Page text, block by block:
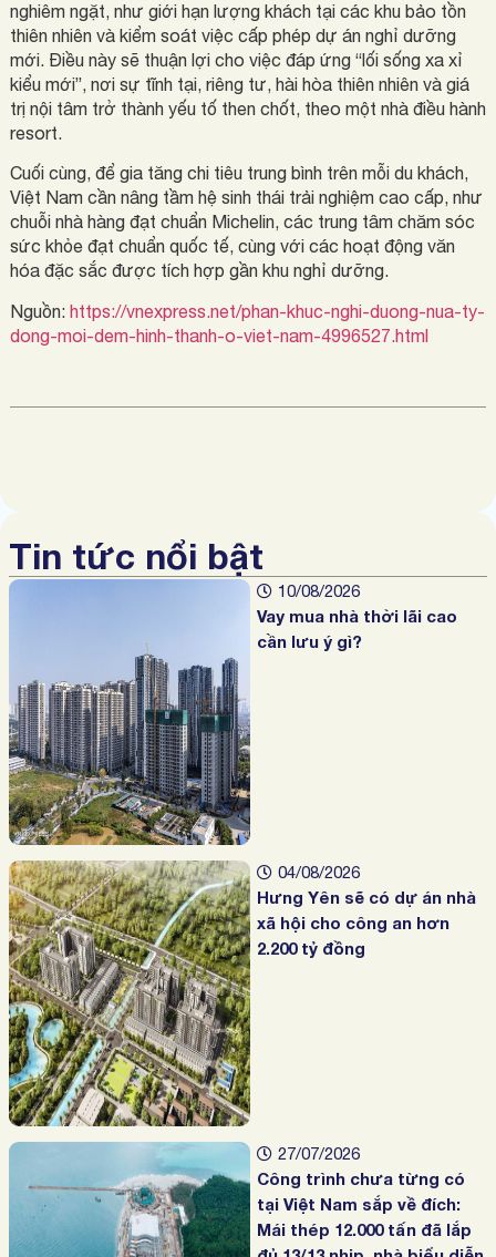
nghiêm ngặt, như giới hạn lượng khách tại các khu bảo tồn
thiên nhiên và kiểm soát việc cấp phép dự án nghỉ dưỡng
mới. Điều này sẽ thuận lợi cho việc đáp ứng “lối sống xa xỉ
kiểu mới”, nơi sự tĩnh tại, riêng tư, hài hòa thiên nhiên và giá
trị nội tâm trở thành yếu tố then chốt, theo một nhà điều hành
resort.
Cuối cùng, để gia tăng chi tiêu trung bình trên mỗi du khách,
Việt Nam cần nâng tầm hệ sinh thái trải nghiệm cao cấp, như
chuỗi nhà hàng đạt chuẩn Michelin, các trung tâm chăm sóc
sức khỏe đạt chuẩn quốc tế, cùng với các hoạt động văn
hóa đặc sắc được tích hợp gần khu nghỉ dưỡng.
Nguồn: https://vnexpress.net/phan-khuc-nghi-duong-nua-ty-
dong-moi-dem-hinh-thanh-o-viet-nam-4996527.html
Tin tức nổi bật
10/08/2026
Vay mua nhà thời lãi cao
cần lưu ý gì?
04/08/2026
Hưng Yên sẽ có dự án nhà
xã hội cho công an hơn
2.200 tỷ đồng
27/07/2026
Công trình chưa từng có
tại Việt Nam sắp về đích:
Mái thép 12.000 tấn đã lắp